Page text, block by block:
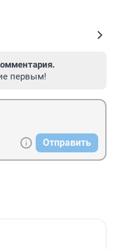
первым!
Отправить